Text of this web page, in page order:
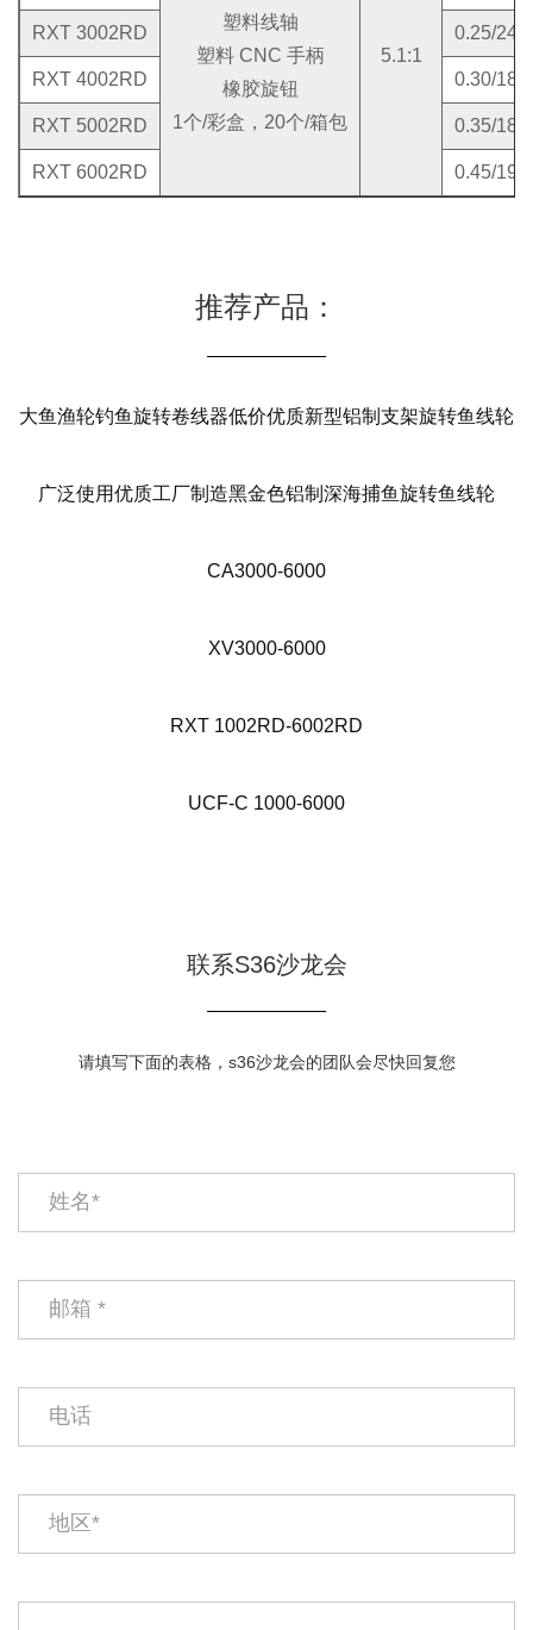
塑料线轴
塑料 CNC 手柄
橡胶旋钮
1个/彩盒，20个/箱包
5.1:1
RXT 3002RD 0.25/
RXT 4002RD 0.30/
RXT 5002RD 0.35/
RXT 6002RD 0.45/
推荐产品：
大鱼渔轮钓鱼旋转卷线器低价优质新型铝制支架旋转鱼线轮
广泛使用优质工厂制造黑金色铝制深海捕鱼旋转鱼线轮
CA3000-6000
XV3000-6000
RXT 1002RD-6002RD
UCF-C 1000-6000
联系S36沙龙会
请填写下面的表格，s36沙龙会的团队会尽快回复您